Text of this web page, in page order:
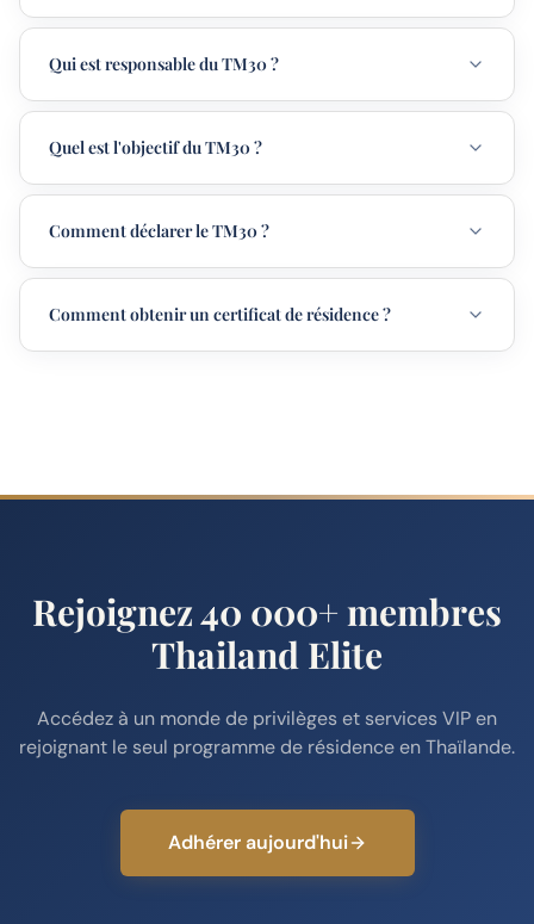
Qui est responsable du TM30 ?
Quel est l'objectif du TM30 ?
Comment déclarer le TM30 ?
Comment obtenir un certificat de résidence ?
Rejoignez 40 000+ membres
Thailand Elite
Accédez à un monde de privilèges et services VIP en
rejoignant le seul programme de résidence en Thaïlande.
Adhérer aujourd'hui